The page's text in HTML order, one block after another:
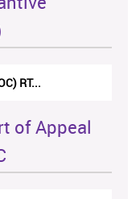
Ma...
of Appeal